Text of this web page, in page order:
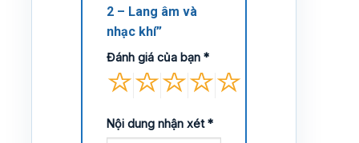
2 – Lang âm và
nhạc khí”
Đánh giá của bạn *
Nội dung nhận xét*